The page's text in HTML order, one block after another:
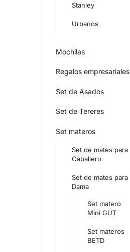
Stanley
Urbanos
Mochilas
Regalos empresariales
Set de Asados
Set de Tereres
Set materos
Set de mates para
Caballero
Set de mates para
Dama
Set matero
Mini GUT
Set materos
BETD